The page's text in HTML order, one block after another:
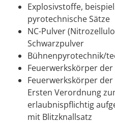
Explosivstoffe,
pyrotechnische Sätze
NC-Pulver
Schwarzpulver
Bühnenpyrotechnik/
Feuerwerkskörper der
Feuerwerkskörper
Ersten Verordnung
erlaubnispflichtig
mit Blitzknallsatz